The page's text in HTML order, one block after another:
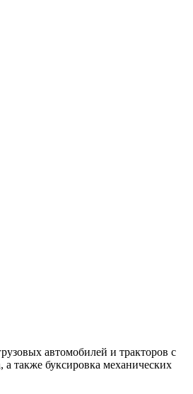
автомобилей и тракторов с
также буксировка механических